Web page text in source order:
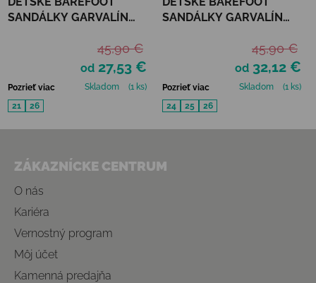
SANDÁLKY GARVALÍN
od 27,53 €
45,90 €
Pozrieť viac Skladom
(1 ks)
21
26
SANDÁLKY GARVALÍN
od 32,12 €
45,90 €
Pozrieť viac Skladom
(1 ks)
24
25 26
ZÁKAZNÍCKE CENTRUM
O nás
Kariéra
Vernostný program
Môj účet
Kamenná predajňa